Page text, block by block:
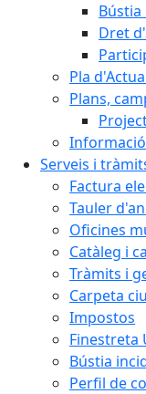
Bústia
Dret
Pla
Plans,
Serveis i
Factura
Tauler
Oficines
Catàleg i
Tràmits i
Carpeta
Impostos
Finestreta
Bústia
Perfil de